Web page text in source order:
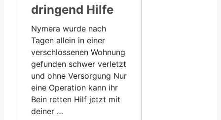
dringend Hilfe
Nymera wurde nach
Tagen allein in einer
verschlossenen Wohnung
gefunden schwer verletzt
und ohne Versorgung Nur
eine Operation kann ihr
Bein retten Hilf jetzt mit
deiner …